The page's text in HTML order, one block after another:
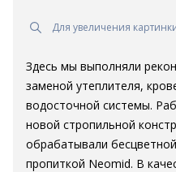
Для увеличения
Здесь мы выполняли
заменой утеплителя,
водосточной системы.
новой стропильной
обрабатывали
пропиткой Neomid. В